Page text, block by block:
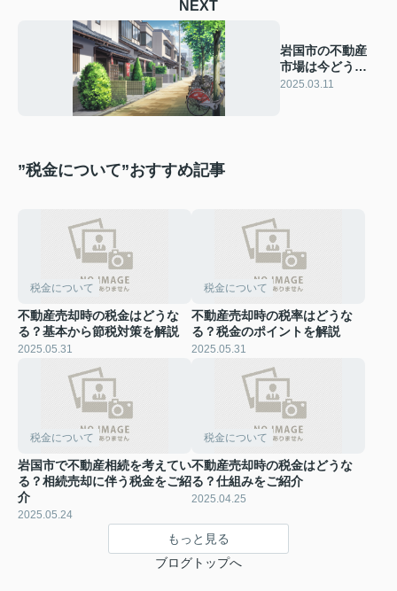
NEXT
岩国市の不動産
市場は今どうな
っている？売却
2025.03.11
”税金について”おすすめ記事
税金について
不動産売却時の税金はどうな
る？基本から節税対策を解説
2025.05.31
税金について
不動産売却時の税率はどうな
る？税金のポイントを解説
2025.05.31
税金について
岩国市で不動産相続を考えてい
る？相続売却に伴う税金をご紹
介
2025.05.24
税金について
不動産売却時の税金はどうな
る？仕組みをご紹介
2025.04.25
もっと見る
ブログトップへ